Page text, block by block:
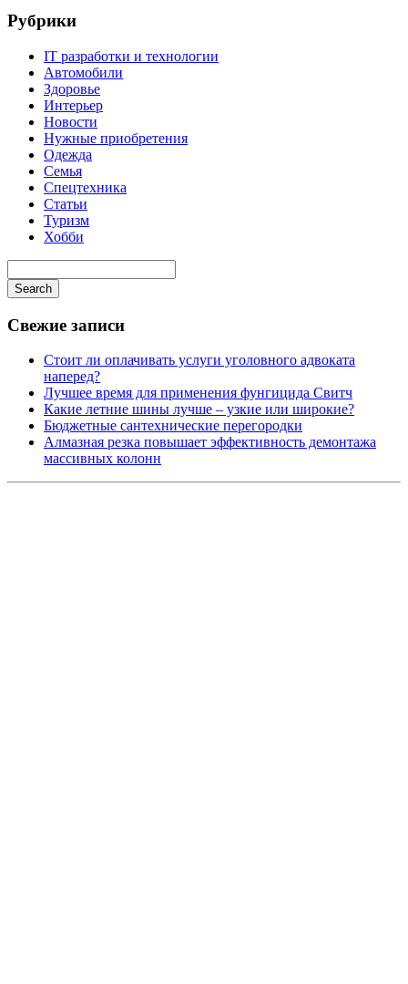
Рубрики
IT разработки и технологии
Автомобили
Здоровье
Интерьер
Новости
Нужные приобретения
Одежда
Семья
Спецтехника
Статьи
Туризм
Хобби
Search
Свежие записи
Стоит ли оплачивать услуги уголовного адвоката
наперед?
Лучшее время для применения фунгицида Свитч
Какие летние шины лучше – узкие или широкие?
Бюджетные сантехнические перегородки
Алмазная резка повышает эффективность демонтажа
массивных колонн